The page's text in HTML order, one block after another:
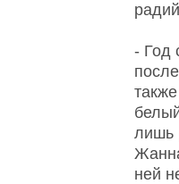
- Год
лишь
ней